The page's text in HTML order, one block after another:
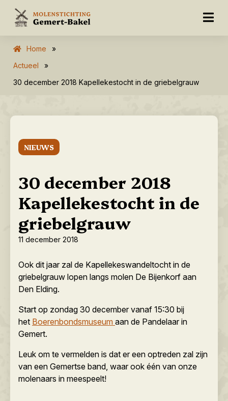
Home
»
Actueel
»
30 december 2018 Kapellekestocht in de griebelgrauw
NIEUWS
30 december 2018
Kapellekestocht in de
griebelgrauw
11 december 2018
Ook dit jaar zal de Kapellekeswandeltocht in de
griebelgrauw lopen langs molen De Bijenkorf aan
Den Elding.
Start op zondag 30 december vanaf 15:30 bij
het Boerenbondsmuseum aan de Pandelaar in
Gemert.
Leuk om te vermelden is dat er een optreden zal zijn
van een Gemertse band, waar ook één van onze
molenaars in meespeelt!